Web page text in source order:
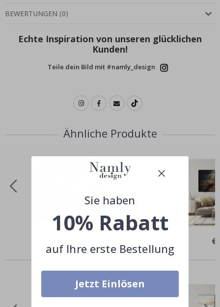
BEWERTUNGEN (0)
Echte Inspiration von unseren glücklichen
Kunden!
Teile dein Bild mit #namly_design
Ähnliche Produkte
Price
Sie haben
10% Rabatt
auf Ihre erste Bestellung
Jetzt Einlösen